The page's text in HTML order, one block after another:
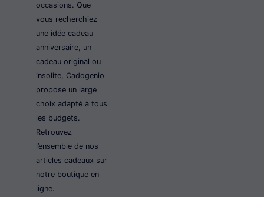
occasions. Que
vous recherchiez
une idée cadeau
anniversaire, un
cadeau original ou
insolite, Cadogenio
propose un large
choix adapté à tous
les budgets.
Retrouvez
l’ensemble de nos
articles cadeaux sur
notre boutique en
ligne.